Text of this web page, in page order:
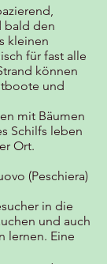
bald den
kleinen
für fast alle
können
und
mit Bäumen
Schilfs leben
Ort.
(Peschiera)
in die
und auch
lernen. Eine